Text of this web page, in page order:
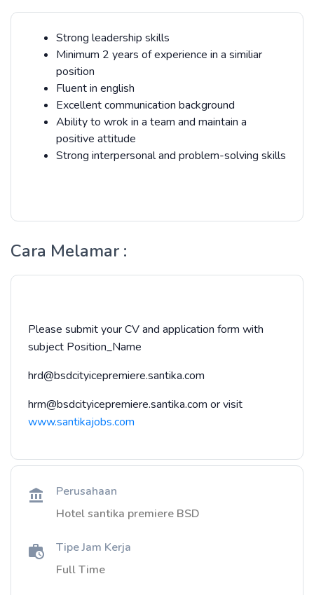
Strong leadership skills
Minimum 2 years of experience in a similiar
position
Fluent in english
Excellent communication background
Ability to wrok in a team and maintain a
positive attitude
Strong interpersonal and problem-solving skills
Cara Melamar :
Please submit your CV and application form with
subject Position_Name
hrd@bsdcityicepremiere.santika.com
hrm@bsdcityicepremiere.santika.com or visit
www.santikajobs.com
Perusahaan
Hotel santika premiere BSD
Tipe Jam Kerja
Full Time